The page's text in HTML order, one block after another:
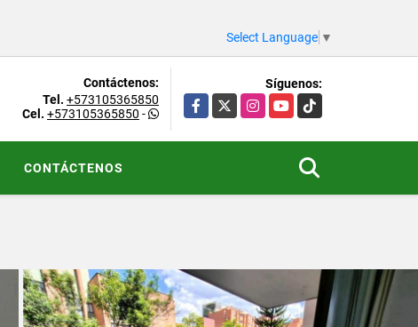
Select Language ▼
Contáctenos:
Tel. +573105365850
Cel. +573105365850 -
Síguenos:
Facebook
X InstagramYouTubeTikTok
CONTÁCTENOS